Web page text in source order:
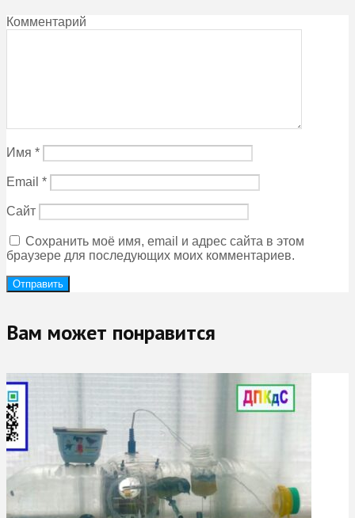
Комментарий
Имя *
Email *
Сайт
Сохранить моё имя, email и адрес сайта в этом
браузере для последующих моих комментариев.
Вам может понравится